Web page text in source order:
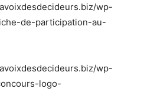
wp-
de-participation-au-
wp-
logo-